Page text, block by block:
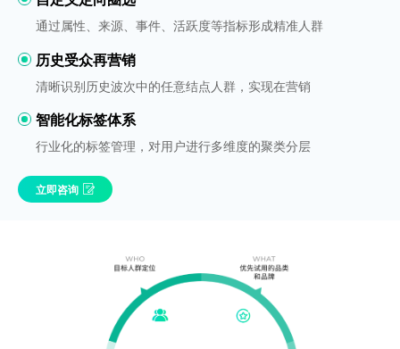
通过属性、来源、事件、活跃度等指标形成精准人群
历史受众再营销
清晰识别历史波次中的任意结点人群，实现在营销
智能化标签体系
行业化的标签管理，对用户进行多维度的聚类分层
立即咨询